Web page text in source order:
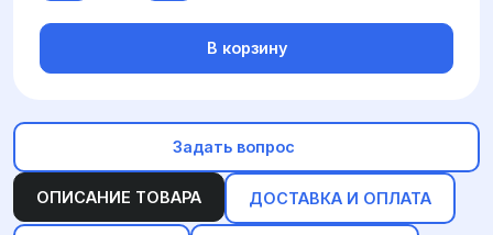
ОПИСАНИЕ ТОВАРА ДОСТАВКА И ОПЛАТА
В корзину
Задать вопрос